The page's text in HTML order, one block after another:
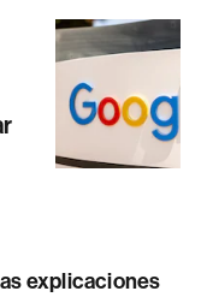
explicaciones